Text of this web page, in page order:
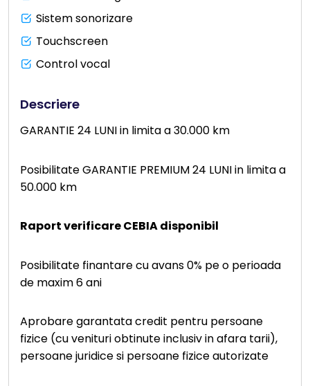
Sistem sonorizare
Touchscreen
Control vocal
Descriere
GARANTIE 24 LUNI in limita a 30.000 km
Posibilitate GARANTIE PREMIUM 24 LUNI in limita a
50.000 km
Raport verificare CEBIA disponibil
Posibilitate finantare cu avans 0% pe o perioada
de maxim 6 ani
Aprobare garantata credit pentru persoane
fizice (cu venituri obtinute inclusiv in afara tarii),
persoane juridice si persoane fizice autorizate